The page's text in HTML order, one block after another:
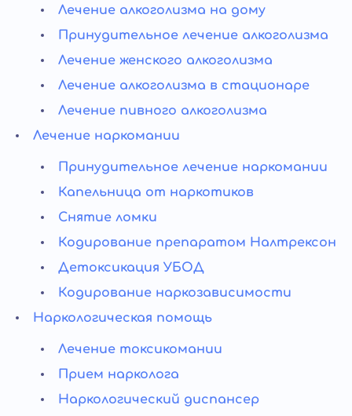
Лечение алкоголизма на дому
Принудительное лечение алкоголизма
Лечение женского алкоголизма
Лечение алкоголизма в стационаре
Лечение пивного алкоголизма
Лечение наркомании
Принудительное лечение наркомании
Капельница от наркотиков
Снятие ломки
Кодирование препаратом Налтрексон
Детоксикация УБОД
Кодирование наркозависимости
Наркологическая помощь
Лечение токсикомании
Прием нарколога
Наркологический диспансер